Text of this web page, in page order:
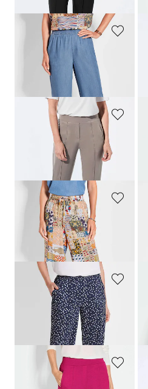
GOLDNER
Culotte VERA aus Lyocell
169,00 CHF
179,00 CHF
159,00 CHF219,00 CHF
GOLDNER
Culotte VERA mit Patch-Druck
139,00 CHF169,00 CHF
Hose VERA mit Tupfen-Muster
159,00 CHF169,00 CHF